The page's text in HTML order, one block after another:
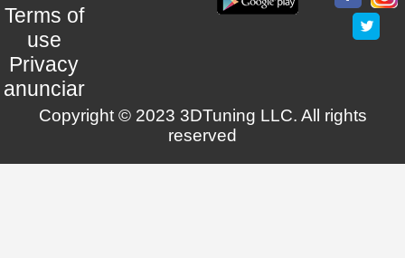
Terms of
use
Privacy
anunciar
Copyright © 2023 3DTuning LLC. All rights
reserved